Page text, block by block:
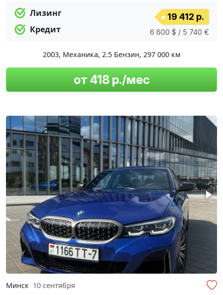
Лизинг
Кредит
19 412 р.
6 600 $ / 5 740 €
2003, Механика, 2.5 Бензин, 297 000 км
от 418 р./мес
Минск 10 сентября